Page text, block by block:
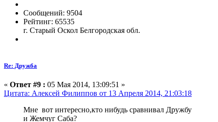
Сообщений: 9504
Рейтинг: 65535
г. Старый Оскол Белгородская обл.
Re: Дружба
« Ответ #9 : 05 Мая 2014, 13:09:51 »
Цитата: Алексей Филиппов от 13 Апреля 2014, 21:03:18
Мне вот интересно,кто нибудь сравнивал Дружбу
и Жемчуг Саба?